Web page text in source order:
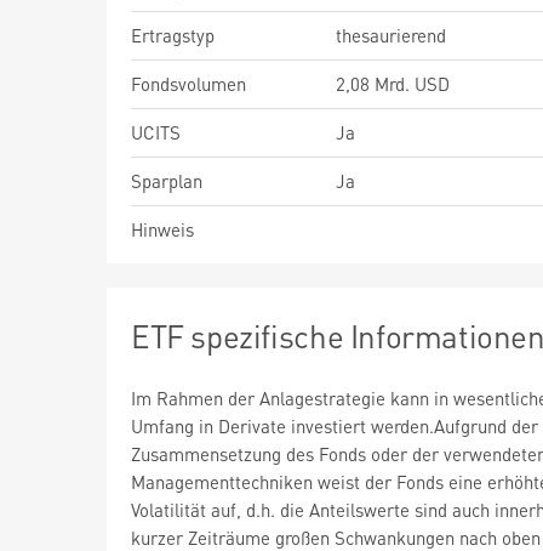
Ertragstyp
thesaurierend
Fondsvolumen
2,08 Mrd. USD
UCITS
Ja
Sparplan
Ja
Hinweis
ETF spezifische
Im Rahmen der Anlagestrategie kann in
Umfang in Derivate investiert werden.Aufgrund der
Zusammensetzung des Fonds oder der
Managementtechniken weist der Fonds eine
Volatilität auf, d.h. die Anteilswerte sind auch
kurzer Zeiträume großen Schwankungen nach